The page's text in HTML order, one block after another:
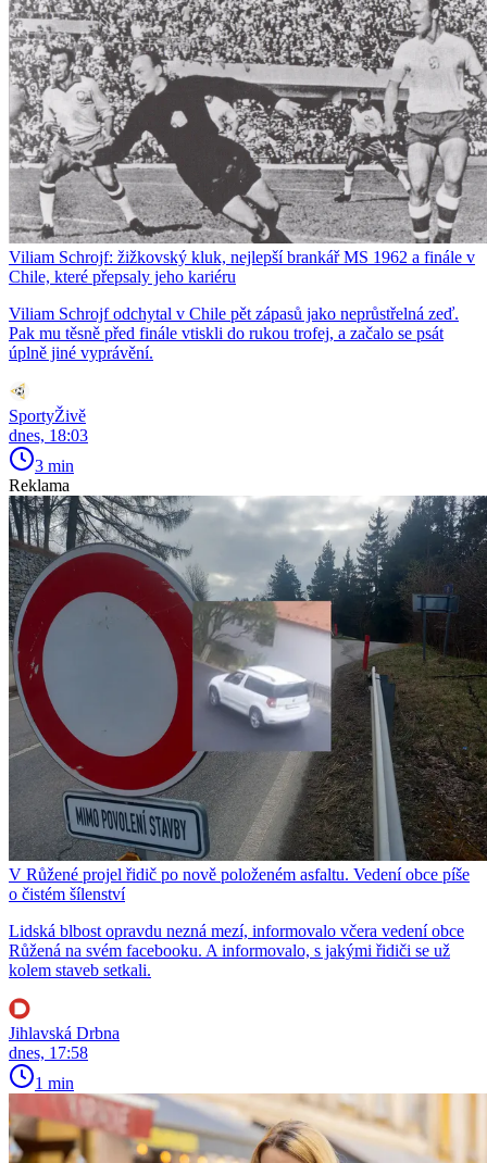
Viliam Schrojf: žižkovský kluk, nejlepší brankář MS 1962 a finále v
Chile, které přepsaly jeho kariéru
Viliam Schrojf odchytal v Chile pět zápasů jako neprůstřelná zeď.
Pak mu těsně před finále vtiskli do rukou trofej, a začalo se psát
úplně jiné vyprávění.
SportyŽivě
dnes, 18:03
3 min
Reklama
V Růžené projel řidič po nově položeném asfaltu. Vedení obce píše
o čistém šílenství
Lidská blbost opravdu nezná mezí, informovalo včera vedení obce
Růžená na svém facebooku. A informovalo, s jakými řidiči se už
kolem staveb setkali.
Jihlavská Drbna
dnes, 17:58
1 min